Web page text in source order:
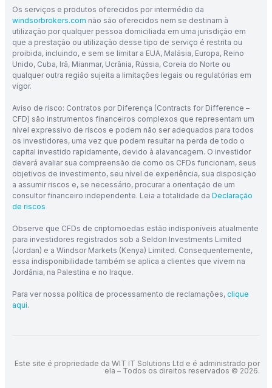
Os serviços e produtos oferecidos por intermédio da
windsorbrokers.com não são oferecidos nem se destinam à
utilização por qualquer pessoa domiciliada em uma jurisdição em
que a prestação ou utilização desse tipo de serviço é restrita ou
proibida, incluindo, e sem se limitar a EUA, Malásia, Europa, Reino
Unido, Cuba, Irã, Mianmar, Ucrânia, Rússia, Coreia do Norte ou
qualquer outra região sujeita a limitações legais ou regulatórias em
vigor.
Aviso de risco: Contratos por Diferença (Contracts for Difference –
CFD) são instrumentos financeiros complexos que representam um
nível expressivo de riscos e podem não ser adequados para todos
os investidores, uma vez que podem resultar na perda de todo o
capital investido rapidamente, devido à alavancagem. O investidor
deverá avaliar sua compreensão de como os CFDs funcionam, seus
objetivos de investimento, seu nível de experiência, sua disposição
a assumir riscos e, se necessário, procurar a orientação de um
consultor financeiro independente. Leia a totalidade da Declaração
de riscos
Observe que CFDs de criptomoedas estão indisponíveis atualmente
para investidores registrados sob a Seldon Investments Limited
(Jordan) e a Windsor Markets (Kenya) Limited. Consequentemente,
essa indisponibilidade também se aplica a clientes que vivem na
Jordânia, na Palestina e no Iraque.
Para ver nossa política de processamento de reclamações, clique
aqui.
Este site é propriedade da WIT IT Solutions Ltd e é administrado por
ela – Todos os direitos reservados © 2026.